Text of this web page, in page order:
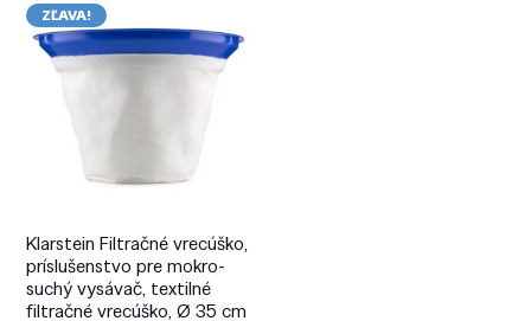
ZĽAVA!
Klarstein Filtračné vrecúško,
príslušenstvo pre mokro-
suchý vysávač, textilné
filtračné vrecúško, Ø 35 cm